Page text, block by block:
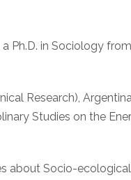
in Sociology
Research),
Studies on the
about Socio-